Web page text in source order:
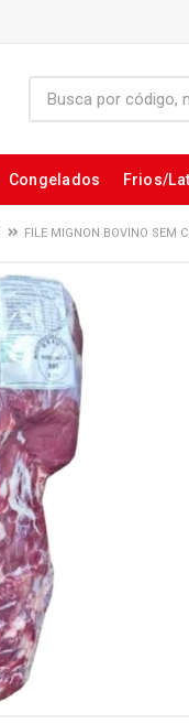
Congelados Frios/
FILE MIGNON BOVINO SEM